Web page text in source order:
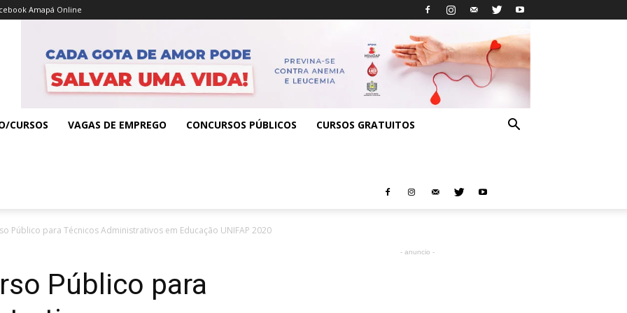
Amapá Online
CURSOS VAGAS DE EMPREGO CONCURSOS PÚBLICOS CURSOS GRATUITOS
Público para Técnicos Administrativos em Educação UNIFAP 2020
Público para
- anuncio -